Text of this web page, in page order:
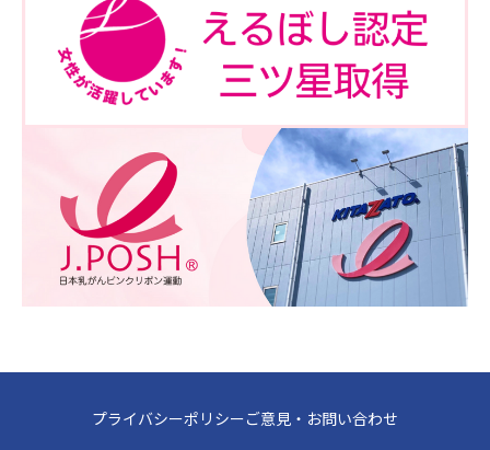
プライバシーポリシーご意見・お問い合わせ